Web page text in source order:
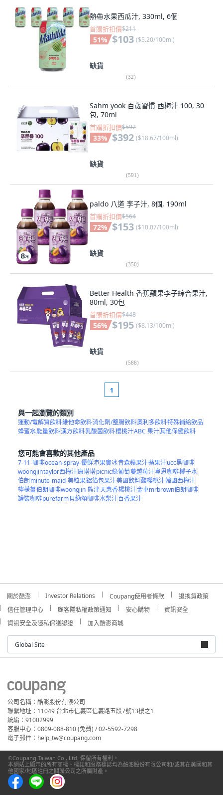
熱帶水果西瓜汁, 330ml, 6個
首購折扣價$211
51% $103 ($5.20/100ml)
缺貨
(32)
Sahm yook 百歲習慣 西梅汁 100, 30
包, 70ml
首購折扣價$592
33% $392 ($18.67/100ml)
缺貨
(591)
paldo 八道 李子汁, 8個, 190ml
首購折扣價$564
72% $153 ($10.07/100ml)
缺貨
(350)
Better Health 香蕉蘋果李子綜合果汁,
80ml, 30包
首購折扣價$448
56% $195 ($8.13/100ml)
缺貨
(588)
1
與一起瀏覽的類別
運動/電解質飲料維他命飲料消化劑/整腸飲料奧利多飲料特殊補給飲品
蜂蜜水能量飲料漢方飲料乳酸菌飲料櫻桃汁ABC 果汁其他保健飲料
您可能會喜歡的其他產品
7-11-咖啡ocean-spray-優鮮沛果實冰青森蘋果汁蘋果汁ucc黑咖啡
woongjintaylor西梅汁康塔塔picnic綠葡萄蔓越莓汁韋恩咖啡椰子水
伯朗minute-maid-美粒果鋁箔包果汁美國飲料酸櫻桃汁韓國西梅汁
檸檬薑伯朗咖啡woongjin-熊津天惠香楊桃汁金車mrbrown伯朗咖啡
罐裝咖啡purefarm貝納頌咖啡水梨汁百香果汁
關於酷澎 Investor Relations Coupang使用者條款
退換貨政策
信任管理中心
顧客隱私權政策通知 安心購物
資訊安全
資訊安全及隱私保護認證
加入酷澎商城
Global Site
公司名稱：酷澎股份有限公司
聯繫地址：11049 台北市信義區信義路五段7號13樓之1
統編：91002999
客服中心：0809-088-810 (免費) / 02-5592-7298
電子郵件：help_tw@coupang.com
©Coupang Taiwan Co., Ltd. 保留所有權利。
本網站上顯示的所有商標、標誌和服務標誌均為酷澎股份有限公司和/或其在美國和其
他國家/地區註冊之關聯公司之所屬財產。